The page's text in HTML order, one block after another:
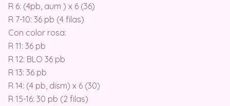
R 6: (4pb, aum ) x 6 (36)
R 7-10: 36 pb (4 filas)
Con color rosa:
R 11: 36 pb
R 12: BLO 36 pb
R 13: 36 pb
R 14: (4 pb, dism) x 6 (30)
R 15-16: 30 pb (2 filas)